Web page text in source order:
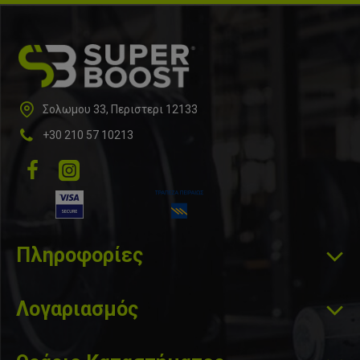
https://youtu.be/UL5jxS6_-H8
Σολωμου 33, Περιστερι 12133
+30 210 57 10213
Πληροφορίες
Λογαριασμός